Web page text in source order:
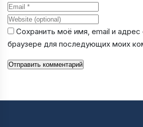
Email
Website
Сохранить моё имя, email и адрес
браузере для последующих моих
Отправить комментарий